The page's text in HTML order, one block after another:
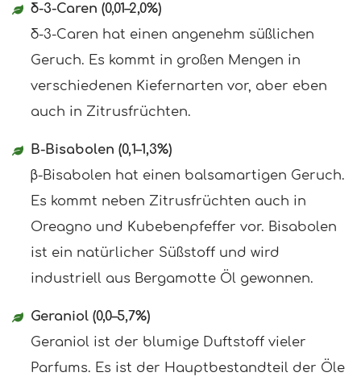
δ-3-Caren (0,01–2,0%)
δ-3-Caren hat einen angenehm süßlichen
Geruch. Es kommt in großen Mengen in
verschiedenen Kiefernarten vor, aber eben
auch in Zitrusfrüchten.
Β-Bisabolen (0,1–1,3%)
β-Bisabolen hat einen balsamartigen Geruch.
Es kommt neben Zitrusfrüchten auch in
Oreagno und Kubebenpfeffer vor. Bisabolen
ist ein natürlicher Süßstoff und wird
industriell aus Bergamotte Öl gewonnen.
Geraniol (0,0–5,7%)
Geraniol ist der blumige Duftstoff vieler
Parfums. Es ist der Hauptbestandteil der Öle